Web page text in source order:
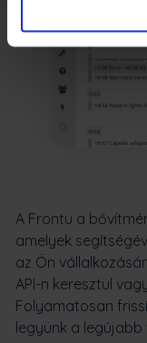
A Frontu a
amelyek
az Ön
API-n keresztül
Folyamatosan
legyünk a